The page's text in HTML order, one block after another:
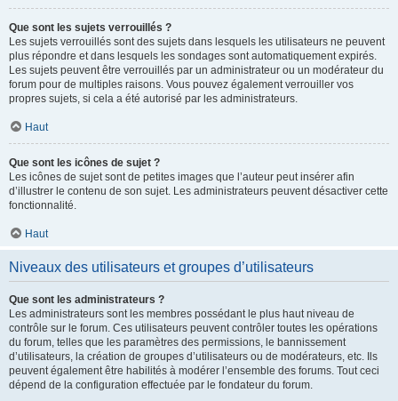
Que sont les sujets verrouillés ?
Les sujets verrouillés sont des sujets dans lesquels les utilisateurs ne peuvent
plus répondre et dans lesquels les sondages sont automatiquement expirés.
Les sujets peuvent être verrouillés par un administrateur ou un modérateur du
forum pour de multiples raisons. Vous pouvez également verrouiller vos
propres sujets, si cela a été autorisé par les administrateurs.
Haut
Que sont les icônes de sujet ?
Les icônes de sujet sont de petites images que l’auteur peut insérer afin
d’illustrer le contenu de son sujet. Les administrateurs peuvent désactiver cette
fonctionnalité.
Haut
Niveaux des utilisateurs et groupes d’utilisateurs
Que sont les administrateurs ?
Les administrateurs sont les membres possédant le plus haut niveau de
contrôle sur le forum. Ces utilisateurs peuvent contrôler toutes les opérations
du forum, telles que les paramètres des permissions, le bannissement
d’utilisateurs, la création de groupes d’utilisateurs ou de modérateurs, etc. Ils
peuvent également être habilités à modérer l’ensemble des forums. Tout ceci
dépend de la configuration effectuée par le fondateur du forum.